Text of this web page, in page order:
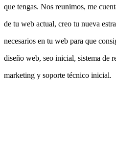
que tengas. Nos reunimos, me
de tu web actual, creo tu nueva
necesarios en tu web para que
diseño web, seo inicial, sistema de
marketing y soporte técnico inicial.